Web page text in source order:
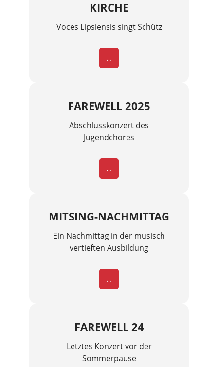
KIRCHE
Voces Lipsiensis singt Schütz
...
FAREWELL 2025
Abschlusskonzert des
Jugendchores
...
MITSING-NACHMITTAG
Ein Nachmittag in der musisch
vertieften Ausbildung
...
FAREWELL 24
Letztes Konzert vor der
Sommerpause